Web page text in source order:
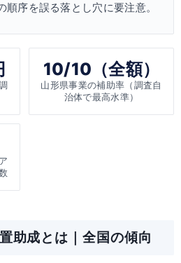
順序を誤る落とし穴に要注意。
10/10（全額）
山形県事業の補助率（調査自
治体で最高水準）
助成とは｜全国の傾向